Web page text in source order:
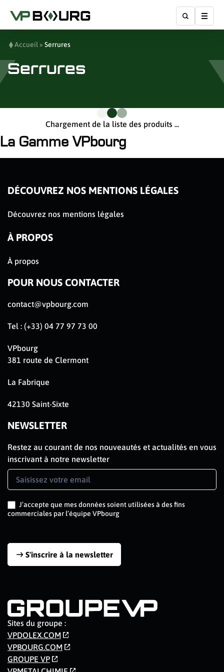
Accueil » Serrures
Serrures
Chargement de la liste des produits ...
La Gamme VPbourg
DÉCOUVREZ NOS MENTIONS LÉGALES
Découvrez nos mentions légales
À PROPOS
À propos
POUR NOUS CONTACTER
contact@vpbourg.com
Tel : (+33) 04 77 97 73 00
VPbourg
381 route de Clermont
La Fabrique
42130 Saint-Sixte
NEWSLETTER
Restez au courant de nos nouveautés et actualités en vous
inscrivant à notre newsletter
Newsletter
Signup
J’accepte que mes données soient utilisées à des fins
commerciales par l’équipe VPbourg
S'inscrire à la newsletter
Sites du groupe :
VPDOLEX.COM
VPBOURG.COM
GROUPE VP